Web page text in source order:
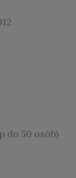
do 50 osób)